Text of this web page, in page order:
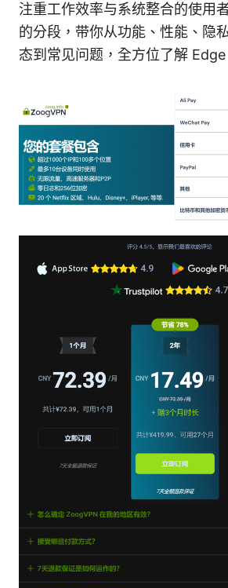
注重工作效率与系统整合的使用
的分段，带你从功能、性能、隐
态到常见问题，全方位了解 Edge